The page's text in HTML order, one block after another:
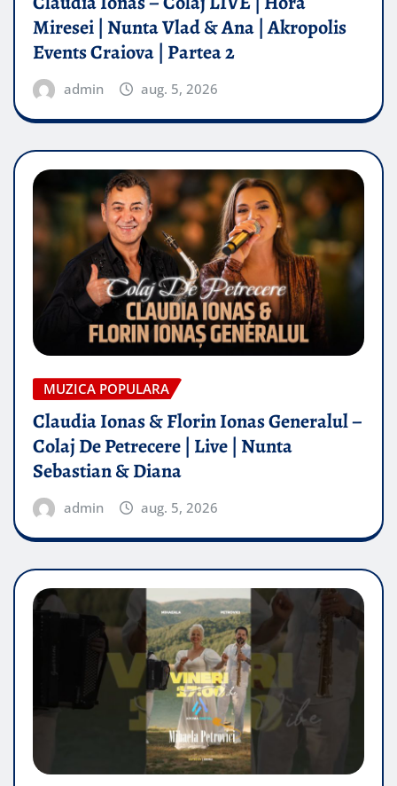
Miresei | Nunta Vlad & Ana | Akropolis
Events Craiova | Partea 2
admin aug. 5, 2026
MUZICA POPULARA
Claudia Ionas & Florin Ionas Generalul –
Colaj De Petrecere | Live | Nunta
Sebastian & Diana
admin aug. 5, 2026